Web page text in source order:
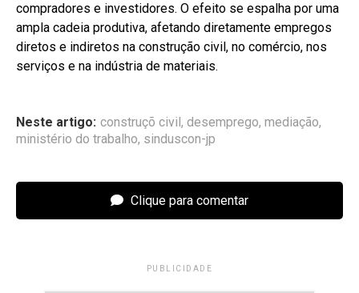
compradores e investidores. O efeito se espalha por uma
ampla cadeia produtiva, afetando diretamente empregos
diretos e indiretos na construção civil, no comércio, nos
serviços e na indústria de materiais.
Neste artigo: construçõ civil , desemprego, mediação,
ministério do trabalho, sinduscon-jp
Clique para comentar
PUBLICIDADE